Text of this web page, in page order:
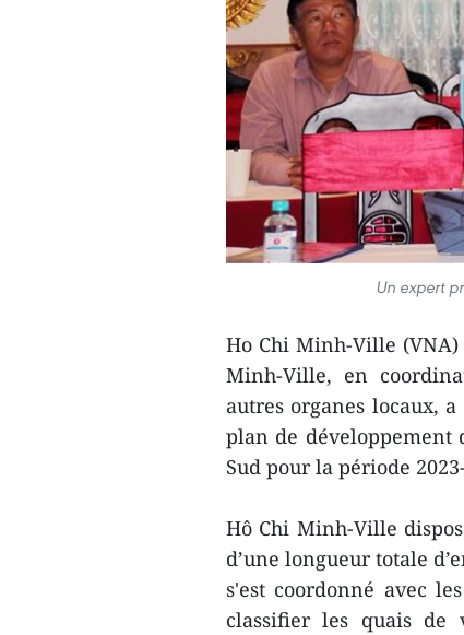
Un expert
Ho Chi Minh-Ville
Minh-Ville, en
autres organes locaux,
plan de développement
Sud pour la période
Hô Chi Minh-Ville
d’une longueur totale
s'est coordonné avec
classifier les quais de